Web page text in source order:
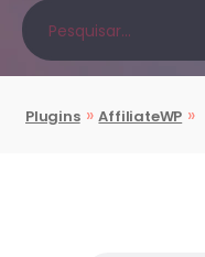
Plugins » AffiliateWP »